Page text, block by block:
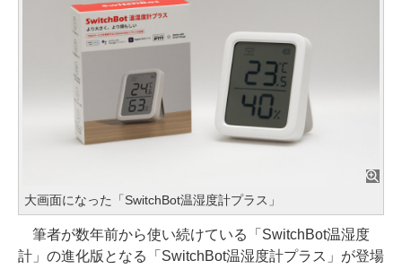
大画面になった「SwitchBot温湿度計プラス」
筆者が数年前から使い続けている「SwitchBot温湿度
計」の進化版となる「SwitchBot温湿度計プラス」が登場